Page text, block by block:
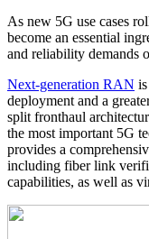
As new 5G use cases
become an essential
and reliability demands
Next-generation RAN
deployment and a
split fronthaul
the most important 5G
provides a
including fiber link
capabilities, as well as